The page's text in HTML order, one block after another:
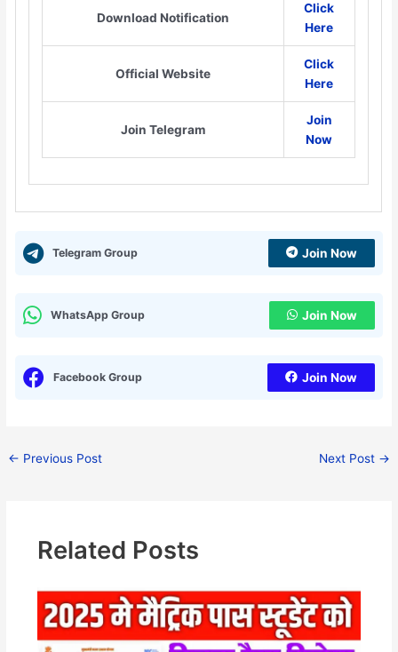
Download Notification
Click
Here
Official Website
Click
Here
Join Telegram
Join
Now
Telegram Group Join Now
WhatsApp Group Join Now
Facebook Group Join Now
← Previous Post Next Post →
Related Posts